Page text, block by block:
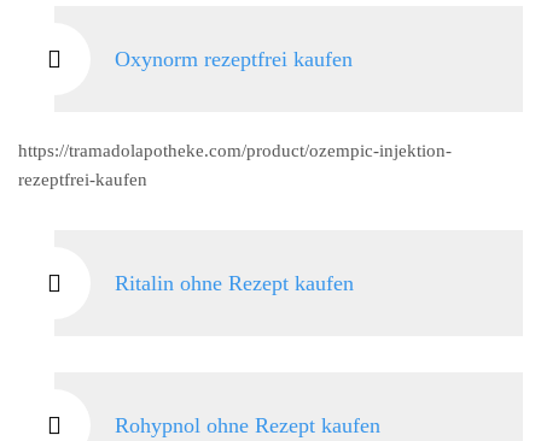
Oxynorm rezeptfrei kaufen
https://tramadolapotheke.com/product/ozempic-injektion-
rezeptfrei-kaufen
Ritalin ohne Rezept kaufen
Rohypnol ohne Rezept kaufen